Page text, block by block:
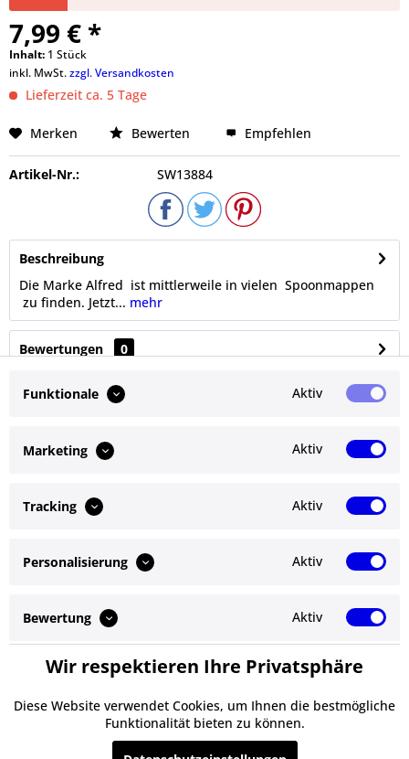
7,99 € *
Inhalt: 1 Stück
inkl. MwSt.zzgl. Versandkosten
Lieferzeit ca. 5 Tage
Merken Bewerten Empfehlen
Artikel-Nr.: SW13884
Beschreibung
Die Marke Alfred ist mittlerweile in vielen Spoonmappen
zu finden. Jetzt... mehr
Bewertungen
0
Kunden haben sich ebenfalls angesehen
Service Hotline
Shop Service
Informationen
* Alle Preise inkl. gesetzl. Mehrwertsteuer zzgl.Versandkosten
Funktionale Aktiv
Marketing Aktiv
Tracking Aktiv
Personalisierung Aktiv
Bewertung Aktiv
Service Aktiv
Wir respektieren Ihre Privatsphäre
Diese Website verwendet Cookies, um Ihnen die bestmögliche
Funktionalität bieten zu können.